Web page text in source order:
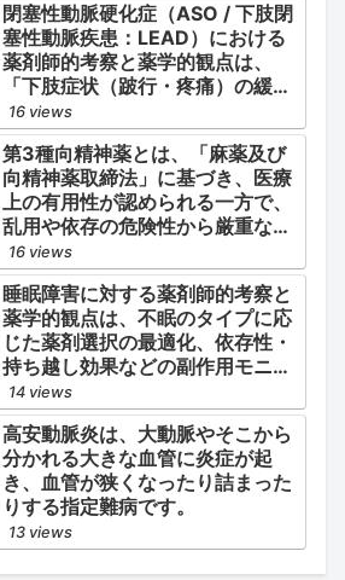
閉塞性動脈硬化症（ASO / 下肢閉
塞性動脈疾患：LEAD）における
薬剤師的考察と薬学的観点は、
「下肢症状（跛行・疼痛）の緩
和」と「全身性動脈硬化による脳
心血管イベント（脳梗塞・心筋梗
塞）の二次予防」の2軸を同時に
管理することにあります。
16 views
第3種向精神薬とは、「麻薬及び
向精神薬取締法」に基づき、医療
上の有用性が認められる一方で、
乱用や依存の危険性から厳重な管
理・規制が必要とされる薬物のう
ち、第1種・第2種よりも比較的リ
スクが低いと判断されて指定され
ている医薬品の分類です。
16 views
睡眠障害に対する薬剤師的考察と
薬学的観点は、不眠のタイプに応
じた薬剤選択の最適化、依存性・
持ち越し効果などの副作用モニタ
リング、そして生活習慣（睡眠衛
生）の改善支援にあります。
14 views
高安動脈炎は、大動脈やそこから
分かれる大きな血管に炎症が起
き、血管が狭くなったり詰まった
りする指定難病です。
13 views